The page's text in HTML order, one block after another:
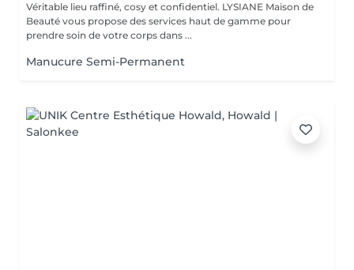
Véritable lieu raffiné, cosy et confidentiel. LYSIANE Maison de
Beauté vous propose des services haut de gamme pour
prendre soin de votre corps dans ...
Manucure Semi-Permanent